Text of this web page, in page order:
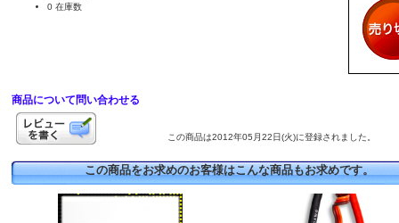
0 在庫数
商品について問い合わせる
この商品は2012年05月22日(火)に登録されました。
この商品をお求めのお客様はこんな商品もお求めです。